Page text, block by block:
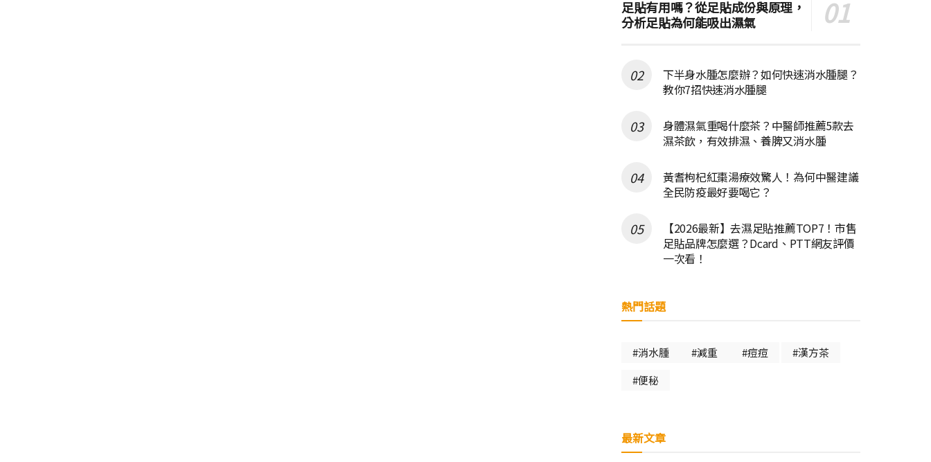
足貼有用嗎？從足貼成份與原理，
分析足貼為何能吸出濕氣
下半身水腫怎麼辦？如何快速消水腫腿？
教你7招快速消水腫腿
身體濕氣重喝什麼茶？中醫師推薦5款去
濕茶飲，有效排濕、養脾又消水腫
黃耆枸杞紅棗湯療效驚人！為何中醫建議
全民防疫最好要喝它？
【2026最新】去濕足貼推薦TOP7！市售
足貼品牌怎麼選？Dcard、PTT網友評價
一次看！
熱門話題
#消水腫 #減重 #痘痘
#漢方茶
#便秘
最新文章